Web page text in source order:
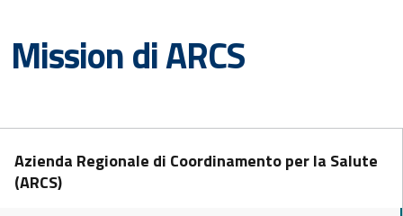
Mission di ARCS
Azienda Regionale di Coordinamento per la Salute
(ARCS)